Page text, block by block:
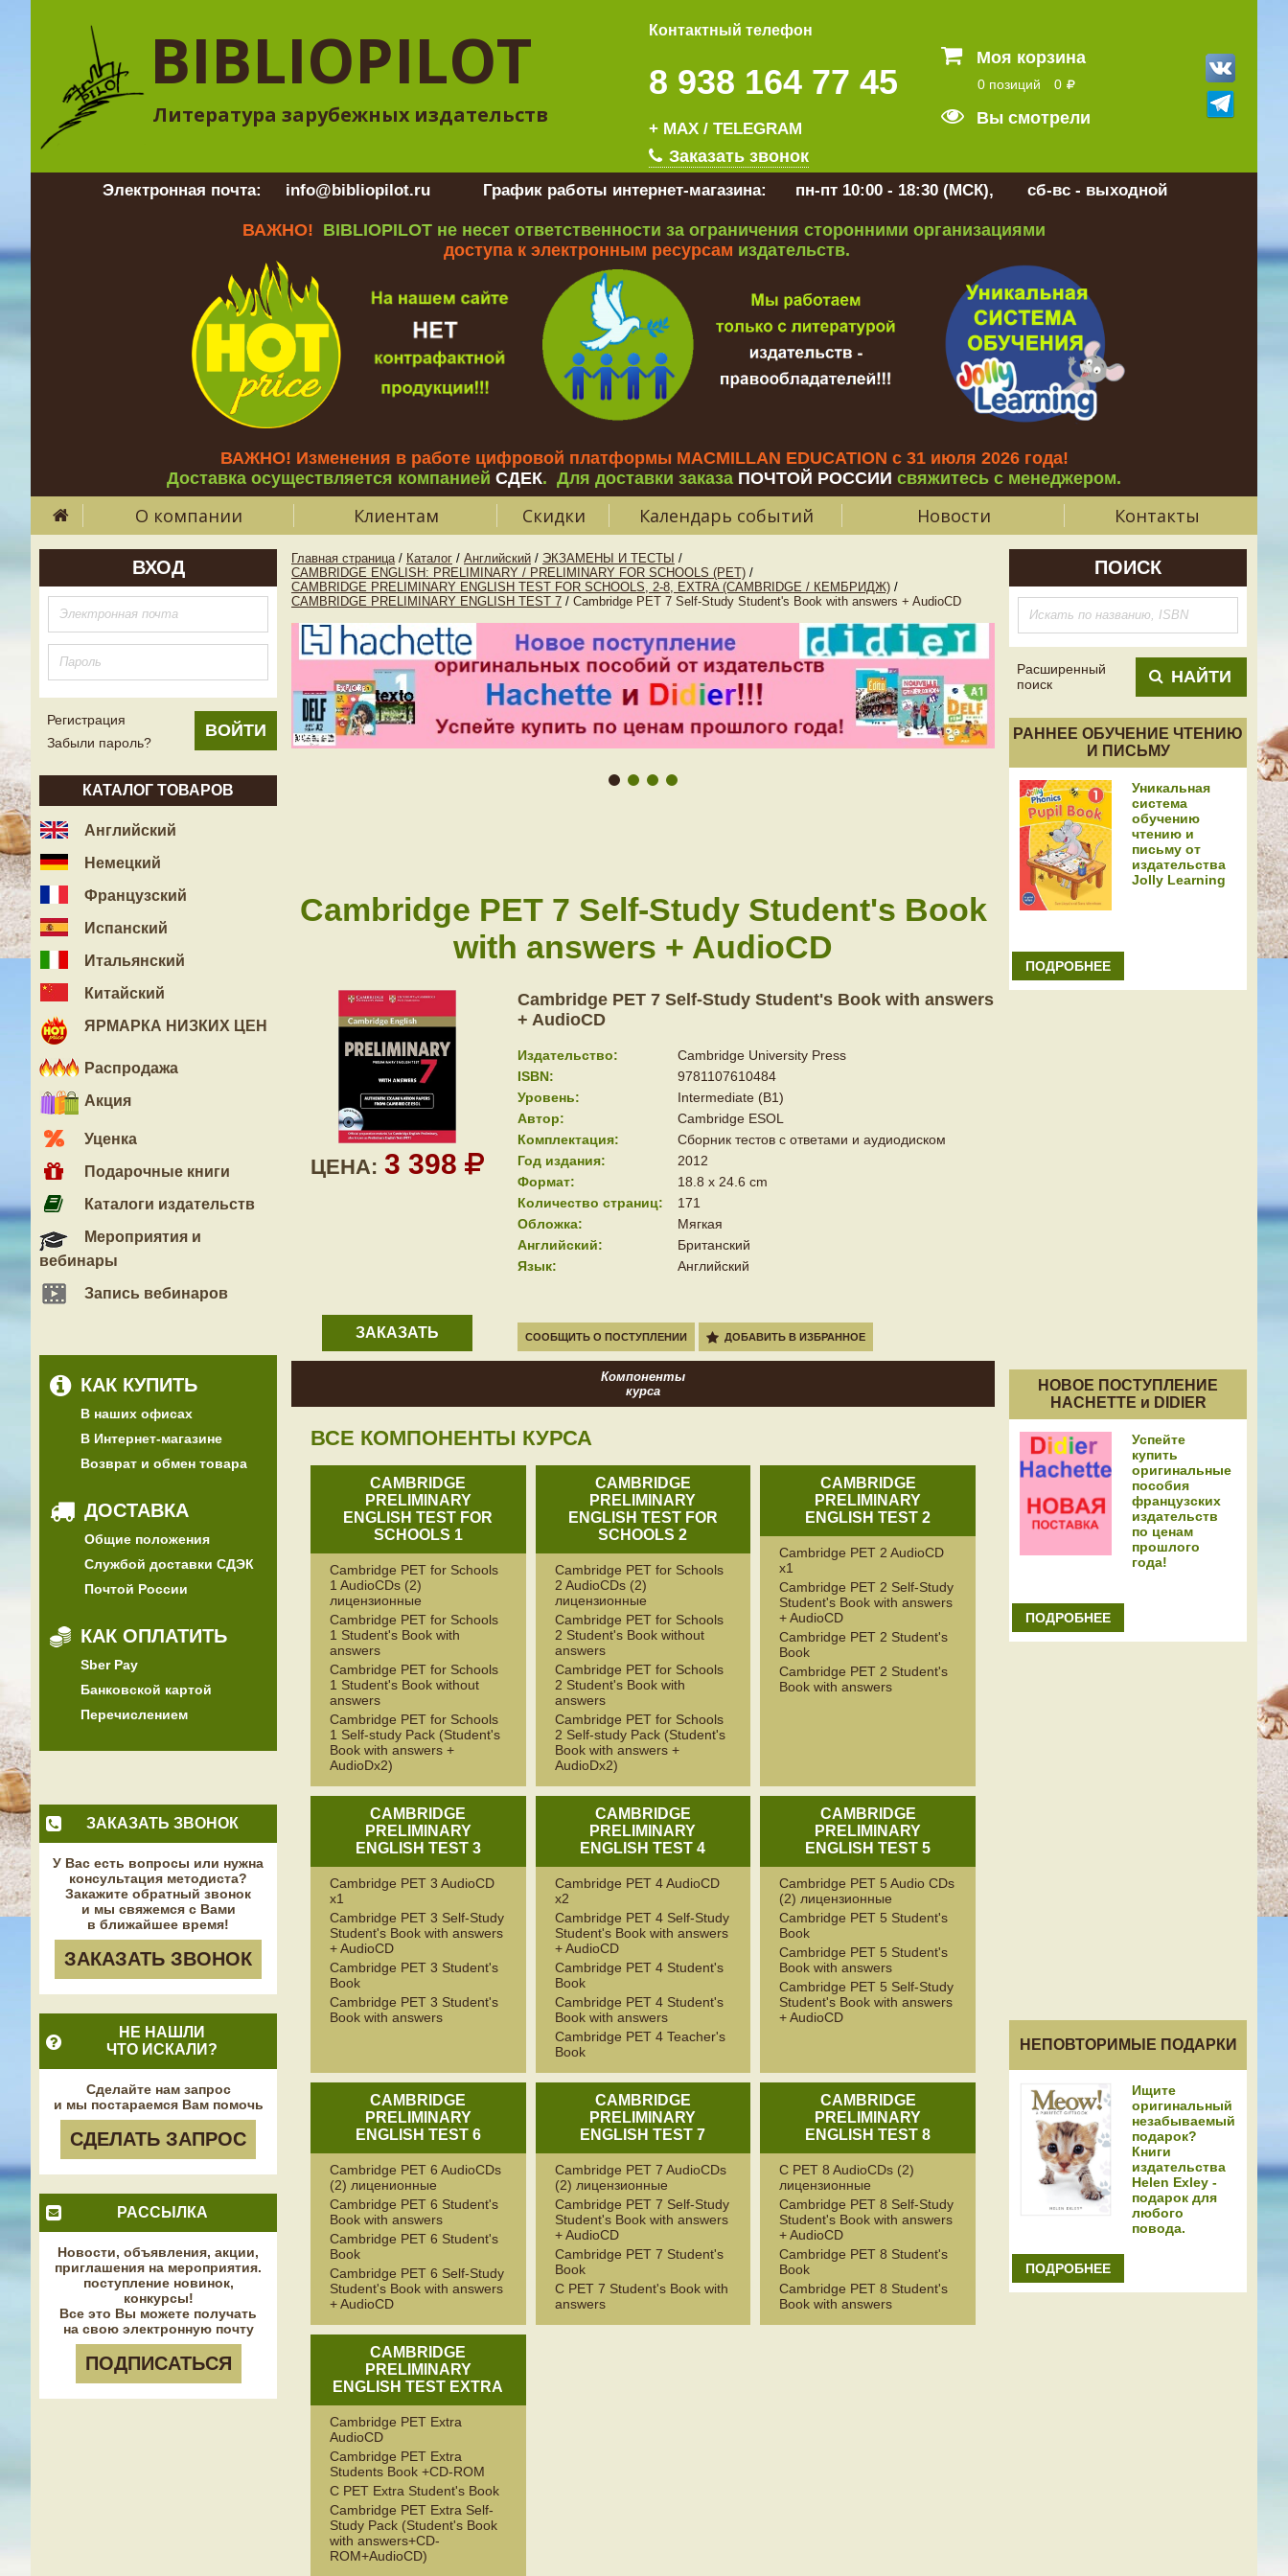
BIBLIOPILOT
Литература зарубежных издательств
Контактный телефон
8 938 164 77 45
+ MAX / TELEGRAM
Заказать звонок
Моя корзина
0 позиций 0
Вы смотрели
Электронная почта: info@bibliopilot.ru График работы интернет-магазина: пн-пт 10:00 - 18:30 (МСК), сб-вс - выходной
ВАЖНО! BIBLIOPILOT не несет ответственности за ограничения сторонними организациями
доступа к электронным ресурсам издательств.
ВАЖНО! Изменения в работе цифровой платформы MACMILLAN EDUCATION с 31 июля 2026 года!
Доставка осуществляется компанией СДЕК. Для доставки заказа ПОЧТОЙ РОССИИ свяжитесь с менеджером.
О компании Клиентам Скидки Календарь событий Новости Контакты
ВХОД
Регистрация
Забыли пароль?
КАТАЛОГ ТОВАРОВ
Английский
Немецкий
Французский
Испанский
Итальянский
Китайский
ЯРМАРКА НИЗКИХ ЦЕН
Распродажа
Акция
Уценка
Подарочные книги
Каталоги издательств
Мероприятия и
вебинары
Запись вебинаров
КАК КУПИТЬ
В наших офисах
В Интернет-магазине
Возврат и обмен товара
ДОСТАВКА
Общие положения
Службой доставки СДЭК
Почтой России
КАК ОПЛАТИТЬ
Sber Pay
Банковской картой
Перечислением
ЗАКАЗАТЬ ЗВОНОК
У Вас есть вопросы или нужна
консультация методиста?
Закажите обратный звонок
и мы свяжемся с Вами
в ближайшее время!
ЗАКАЗАТЬ ЗВОНОК
НЕ НАШЛИ
ЧТО ИСКАЛИ?
Сделайте нам запрос
и мы постараемся Вам помочь
СДЕЛАТЬ ЗАПРОС
РАССЫЛКА
Новости, объявления, акции,
приглашения на мероприятия.
поступление новинок,
конкурсы!
Все это Вы можете получать
на свою электронную почту
ПОДПИСАТЬСЯ
Главная страница / Каталог / Английский / ЭКЗАМЕНЫ И ТЕСТЫ /
CAMBRIDGE ENGLISH: PRELIMINARY / PRELIMINARY FOR SCHOOLS (PET) /
CAMBRIDGE PRELIMINARY ENGLISH TEST FOR SCHOOLS, 2-8, EXTRA (CAMBRIDGE / КЕМБРИДЖ) /
CAMBRIDGE PRELIMINARY ENGLISH TEST 7 / Cambridge PET 7 Self-Study Student's Book with answers + AudioCD
Cambridge PET 7 Self-Study Student's Book
with answers + AudioCD
ЦЕНА: 3 398
Cambridge PET 7 Self-Study Student's Book with answers
+ AudioCD
Издательство:
Cambridge University Press
ISBN:
9781107610484
Уровень:
Intermediate (B1)
Автор:
Cambridge ESOL
Комплектация:
Сборник тестов с ответами и аудиодиском
Год издания:
2012
Формат:
18.8 x 24.6 cm
Количество страниц:
171
Обложка:
Мягкая
Английский:
Британский
Язык:
Английский
ЗАКАЗАТЬ СООБЩИТЬ О ПОСТУПЛЕНИИ ДОБАВИТЬ В ИЗБРАННОЕ
Компоненты
курса
ВСЕ КОМПОНЕНТЫ КУРСА
CAMBRIDGE
PRELIMINARY
ENGLISH TEST FOR
SCHOOLS 1
Cambridge PET for Schools
1 AudioCDs (2)
лицензионные
Cambridge PET for Schools
1 Student's Book with
answers
Cambridge PET for Schools
1 Student's Book without
answers
Cambridge PET for Schools
1 Self-study Pack (Student's
Book with answers +
AudioDx2)
CAMBRIDGE
PRELIMINARY
ENGLISH TEST FOR
SCHOOLS 2
Cambridge PET for Schools
2 AudioCDs (2)
лицензионные
Cambridge PET for Schools
2 Student's Book without
answers
Cambridge PET for Schools
2 Student's Book with
answers
Cambridge PET for Schools
2 Self-study Pack (Student's
Book with answers +
AudioDx2)
CAMBRIDGE
PRELIMINARY
ENGLISH TEST 2
Cambridge PET 2 AudioCD
x1
Cambridge PET 2 Self-Study
Student's Book with answers
+ AudioCD
Cambridge PET 2 Student's
Book
Cambridge PET 2 Student's
Book with answers
CAMBRIDGE
PRELIMINARY
ENGLISH TEST 3
Cambridge PET 3 AudioCD
x1
Cambridge PET 3 Self-Study
Student's Book with answers
+ AudioCD
Cambridge PET 3 Student's
Book
Cambridge PET 3 Student's
Book with answers
CAMBRIDGE
PRELIMINARY
ENGLISH TEST 4
Cambridge PET 4 AudioCD
x2
Cambridge PET 4 Self-Study
Student's Book with answers
+ AudioCD
Cambridge PET 4 Student's
Book
Cambridge PET 4 Student's
Book with answers
Cambridge PET 4 Teacher's
Book
CAMBRIDGE
PRELIMINARY
ENGLISH TEST 5
Cambridge PET 5 Audio CDs
(2) лицензионные
Cambridge PET 5 Student's
Book
Cambridge PET 5 Student's
Book with answers
Cambridge PET 5 Self-Study
Student's Book with answers
+ AudioCD
CAMBRIDGE
PRELIMINARY
ENGLISH TEST 6
Cambridge PET 6 AudioCDs
(2) лиценионные
Cambridge PET 6 Student's
Book with answers
Cambridge PET 6 Student's
Book
Cambridge PET 6 Self-Study
Student's Book with answers
+ AudioCD
CAMBRIDGE
PRELIMINARY
ENGLISH TEST 7
Cambridge PET 7 AudioCDs
(2) лицензионные
Cambridge PET 7 Self-Study
Student's Book with answers
+ AudioCD
Cambridge PET 7 Student's
Book
C PET 7 Student's Book with
answers
CAMBRIDGE
PRELIMINARY
ENGLISH TEST 8
C PET 8 AudioCDs (2)
лицензионные
Cambridge PET 8 Self-Study
Student's Book with answers
+ AudioCD
Cambridge PET 8 Student's
Book
Cambridge PET 8 Student's
Book with answers
CAMBRIDGE
PRELIMINARY
ENGLISH TEST EXTRA
Cambridge PET Extra
AudioCD
Cambridge PET Extra
Students Book +CD-ROM
C PET Extra Student's Book
Cambridge PET Extra Self-
Study Pack (Student's Book
with answers+CD-
ROM+AudioCD)
ПОИСК
Расширенный
поиск
НАЙТИ
РАННЕЕ ОБУЧЕНИЕ ЧТЕНИЮ
И ПИСЬМУ
Уникальная
система
обучению
чтению и
письму от
издательства
Jolly Learning
ПОДРОБНЕЕ
НОВОЕ ПОСТУПЛЕНИЕ
HACHETTE и DIDIER
Успейте
купить
оригинальные
пособия
французских
издательств
по ценам
прошлого
года!
ПОДРОБНЕЕ
НЕПОВТОРИМЫЕ ПОДАРКИ
Ищите
оригинальный
незабываемый
подарок?
Книги
издательства
Helen Exley -
подарок для
любого
повода.
ПОДРОБНЕЕ